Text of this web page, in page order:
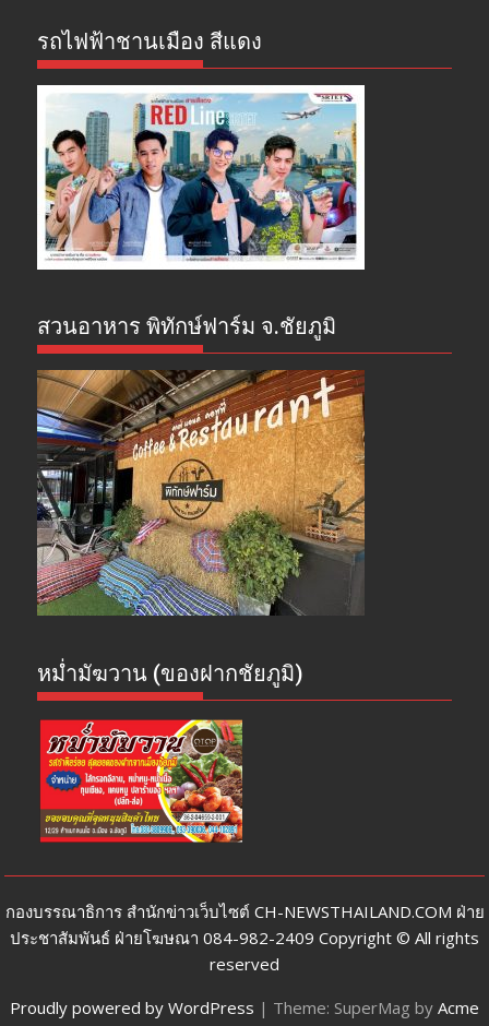
รถไฟฟ้าชานเมือง สีแดง
สวนอาหาร พิทักษ์ฟาร์ม จ.ชัยภูมิ
หม่ำมัฆวาน (ของฝากชัยภูมิ)
กองบรรณาธิการ สำนักข่าวเว็บไซต์ CH-NEWSTHAILAND.COM ฝ่าย
ประชาสัมพันธ์ ฝ่ายโฆษณา 084-982-2409 Copyright © All rights
reserved
Proudly powered by WordPress | Theme: SuperMag by Acme